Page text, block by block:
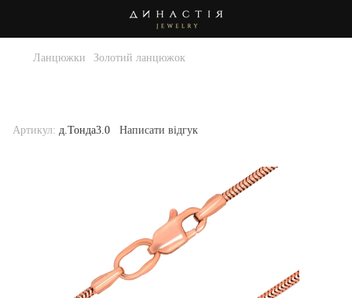
Ланцюжки Золотий ланцюжок
Артикул: д.Тонда3.0 Написати відгук